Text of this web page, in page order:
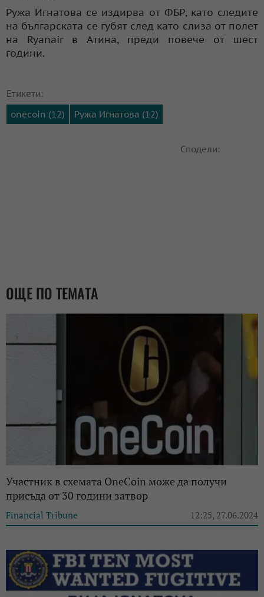
Ружа Игнатова се издирва от ФБР, като следите
на българската се губят след като слиза от полет
на Ryanair в Атина, преди повече от шест
години.
Етикети:
onecoin (12)
Ружа Игнатова (12)
Сподели:
ОЩЕ ПО ТЕМАТА
Участник в схемата OneCoin може да получи
присъда от 30 години затвор
Financial Tribune 12:25, 27.06.2024